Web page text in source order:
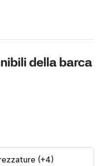
bene la barca e
le calette più belle e
tramonto così speciale
mare.
con ampi spazi per
o sdraio, per una
e spazio per le valigie.
per gustare pasti o
o champagne.
della barca
(+4)